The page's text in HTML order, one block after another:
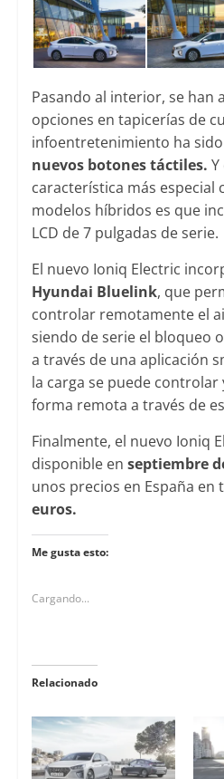
Pasando al interior, se han
opciones en tapicerías de
infoentretenimiento ha
nuevos botones táctiles.
característica más especial
modelos híbridos es que
LCD de 7 pulgadas de serie.
El nuevo Ioniq Electric
Hyundai Bluelink, que
controlar remotamente el
siendo de serie el bloqueo
a través de una aplicación
la carga se puede
forma remota a través de
Finalmente, el nuevo Ioniq
disponible en septiembre
unos precios en España en
euros.
Me gusta esto:
Cargando...
Relacionado